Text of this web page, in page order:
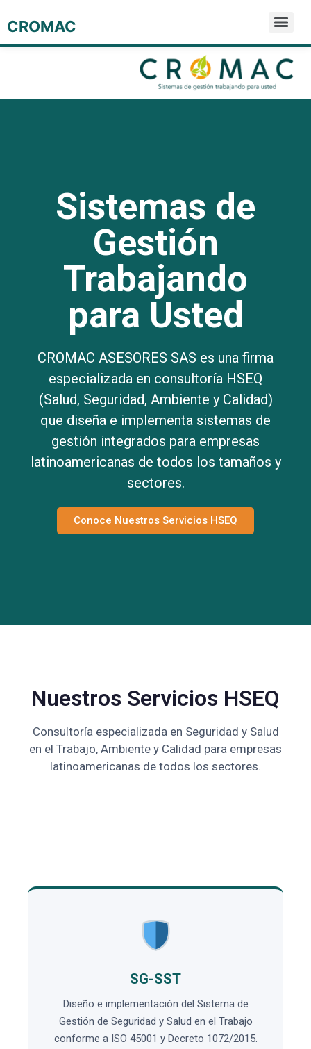
CROMAC
Sistemas de
Gestión
Trabajando
para Usted
CROMAC ASESORES SAS es una firma
especializada en consultoría HSEQ
(Salud, Seguridad, Ambiente y Calidad)
que diseña e implementa sistemas de
gestión integrados para empresas
latinoamericanas de todos los tamaños y
sectores.
Conoce Nuestros Servicios HSEQ
Nuestros Servicios HSEQ
Consultoría especializada en Seguridad y Salud
en el Trabajo, Ambiente y Calidad para empresas
latinoamericanas de todos los sectores.
SG-SST
Diseño e implementación del Sistema de
Gestión de Seguridad y Salud en el Trabajo
conforme a ISO 45001 y Decreto 1072/2015.